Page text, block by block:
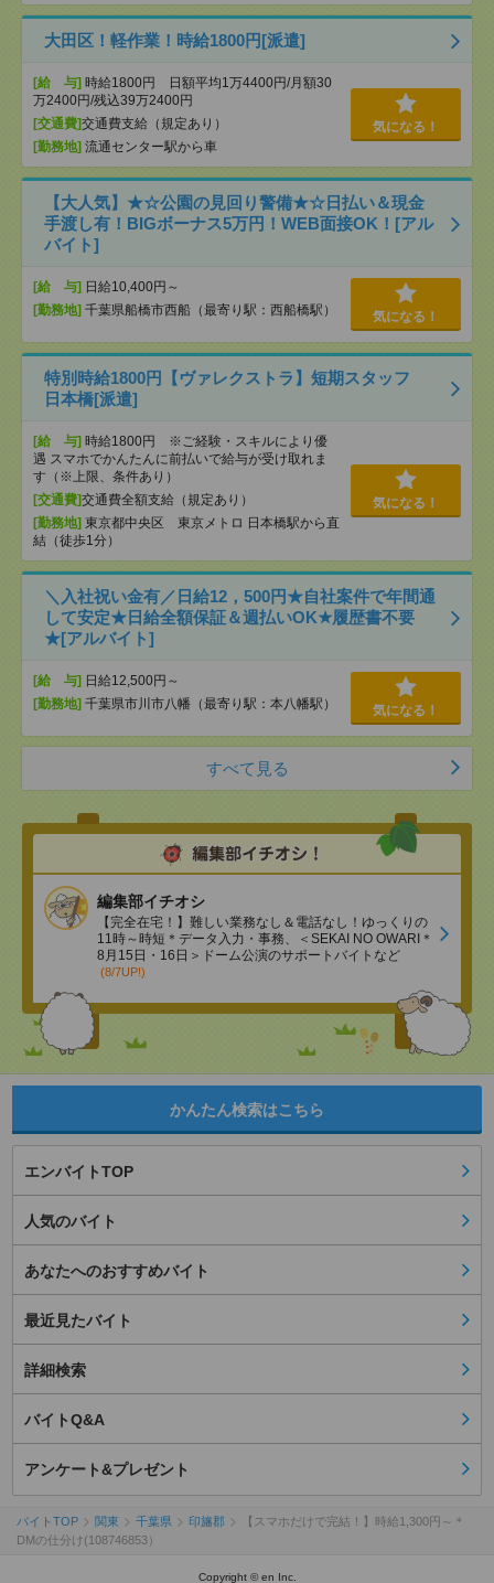
大田区！軽作業！時給1800円[派遣]
[給 与] 時給1800円 日額平均1万4400円/月額30
万2400円/残込39万2400円
[交通費]交通費支給（規定あり）
[勤務地] 流通センター駅から車
気になる！
【大人気】★☆公園の見回り警備★☆日払い＆現金
手渡し有！BIGボーナス5万円！WEB面接OK！[アル
バイト]
[給 与] 日給10,400円～
[勤務地] 千葉県船橋市西船（最寄り駅：西船橋駅） 気になる！
特別時給1800円【ヴァレクストラ】短期スタッフ
日本橋[派遣]
[給 与] 時給1800円 ※ご経験・スキルにより優
遇 スマホでかんたんに前払いで給与が受け取れま
す（※上限、条件あり）
[交通費]交通費全額支給（規定あり）
[勤務地] 東京都中央区 東京メトロ 日本橋駅から直
結（徒歩1分）
気になる！
＼入社祝い金有／日給12，500円★自社案件で年間通
して安定★日給全額保証＆週払いOK★履歴書不要
★[アルバイト]
[給 与] 日給12,500円～
[勤務地] 千葉県市川市八幡（最寄り駅：本八幡駅） 気になる！
すべて見る
編集部イチオシ
【完全在宅！】難しい業務なし＆電話なし！ゆっくりの
11時～時短＊データ入力・事務、＜SEKAI NO OWARI＊
8月15日・16日＞ドーム公演のサポートバイトなど
(8/7UP!)
かんたん検索はこちら
エンバイトTOP
人気のバイト
あなたへのおすすめバイト
最近見たバイト
詳細検索
バイトQ&A
アンケート&プレゼント
バイトTOP 関東 千葉県 印旛郡
【スマホだけで完結！】時給1,300円～＊
DMの仕分け(108746853）
Copyright © en Inc.